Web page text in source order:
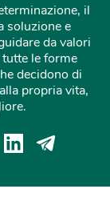
il
soluzione e
da valori
le forme
decidono di
propria vita,